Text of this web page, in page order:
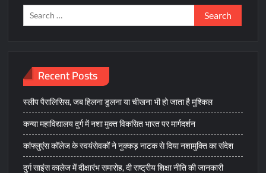
Search
for:
Recent Posts
स्लीप पैरालिसिस, जब हिलना डुलना या चीखना भी हो जाता है मुश्किल
कन्या महाविद्यालय दुर्ग में नशा मुक्त विकसित भारत पर मार्गदर्शन
कांफ्लुएंस कॉलेज के स्वयंसेवकों ने नुक्कड़ नाटक से दिया नशामुक्ति का संदेश
दुर्ग साइंस कालेज में दीक्षारंभ समारोह, दी राष्ट्रीय शिक्षा नीति की जानकारी